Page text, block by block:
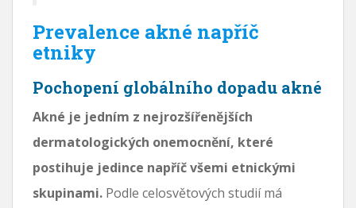
Prevalence akné napříč
etniky
Pochopení globálního dopadu akné
Akné je jedním z nejrozšířenějších
dermatologických onemocnění, které
postihuje jedince napříč všemi etnickými
skupinami. Podle celosvětových studií má